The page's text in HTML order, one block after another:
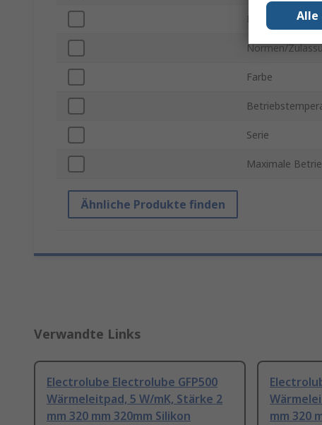
Breite
Normen/
Farbe
Serie
Maximale
Ähnliche Produkte finden
Verwandte Links
Electrolube Electrolube GFP500
Wärmeleitpad, 5 W/mK, Stärke 2
mm 320 mm 320mm Silikon
mm 320
Alle